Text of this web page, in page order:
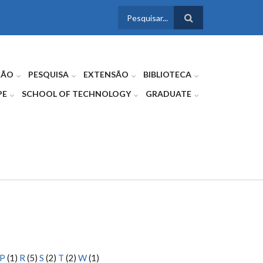
FORMULÁRIO
PESQUISA EXTENSÃO
BIBLIOTECA
SCHOOL OF TECHNOLOGY GRADUATE
P (1) R (5) S (2) T (2) W(1)